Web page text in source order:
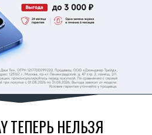
ТЕПЕРЬ НЕЛЬЗЯ